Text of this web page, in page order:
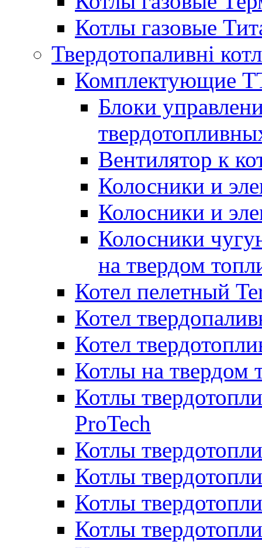
Котлы газовые
Твердотопаливні
Комплектующие
Блоки
Вентилятор к
Колосники и
Колосники и
Колосники
на твердом
Котел пелетный
Котел
Котел
Котлы на твердом
Котлы
ProTech
Котлы
Котлы
Котлы
Котлы